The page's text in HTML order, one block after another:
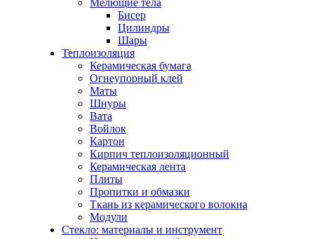
Мелющие тела
Бисер
Цилиндры
Шары
Теплоизоляция
Керамическая бумага
Огнеупорный клей
Маты
Шнуры
Вата
Войлок
Картон
Кирпич теплоизоляционный
Керамическая лента
Плиты
Пропитки и обмазки
Ткань из керамического волокна
Модули
Стекло: материалы и инструмент